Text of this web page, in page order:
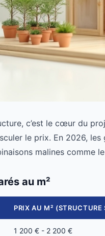
c’est le cœur du
le prix. En 2026, les
malines comme
au m²
PRIX AU M² (STRUCTURE
1 200 € - 2 200 €